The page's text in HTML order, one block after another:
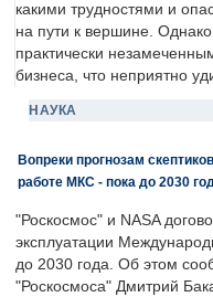
какими трудностями и
на пути к вершине. Однако
практически
бизнеса, что неприятно
НАУКА
Вопреки прогнозам
работе МКС - пока до 2030
"Роскосмос" и NASA
эксплуатации
до 2030 года. Об этом
"Роскосмоса" Дмитрий